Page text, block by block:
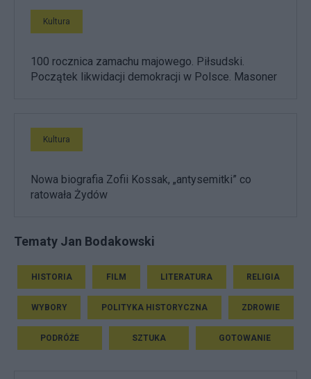
Kultura
100 rocznica zamachu majowego. Piłsudski.
Początek likwidacji demokracji w Polsce. Masoner
Kultura
Nowa biografia Zofii Kossak, „antysemitki” co
ratowała Żydów
Tematy Jan Bodakowski
HISTORIA FILM LITERATURA RELIGIA
WYBORY POLITYKA HISTORYCZNA ZDROWIE
PODRÓŻE SZTUKA GOTOWANIE